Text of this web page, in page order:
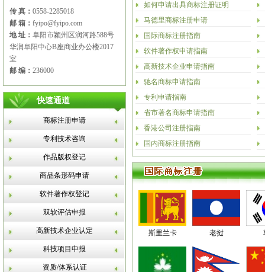
传 真： 0558-2285018
邮 箱： fyipo@fyipo.com
地 址： 阜阳市颍州区润河路588号
华润阜阳中心B座商业办公楼2017
室
邮 编： 236000
快速通道
商标注册申请
专利技术咨询
作品版权登记
商品条形码申请
软件著作权登记
双软评估申报
高新技术企业认定
科技项目申报
资质/体系认证
如何申请出具商标注册证明
马德里商标注册申请
国际商标注册指南
软件著作权申请指南
高新技术企业申请指南
驰名商标申请指南
专利申请指南
省市著名商标申请指南
香港公司注册指南
国内商标注册指南
斯里兰卡 老挝